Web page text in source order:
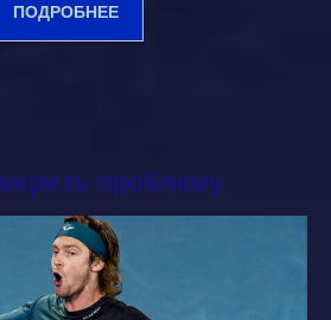
ПОДРОБНЕЕ
проблему